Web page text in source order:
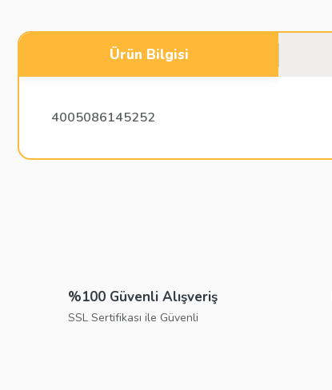
Ürün Bilgisi
4005086145252
Ürün bilgilerinde hatalar bulunuyor.
%100 Güvenli Alışveriş
SSL Sertifikası ile Güvenli